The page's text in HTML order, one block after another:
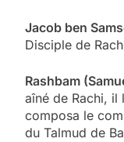
Jacob ben
Disciple de
Rashbam
aîné de Rachi, il
composa le
du Talmud de